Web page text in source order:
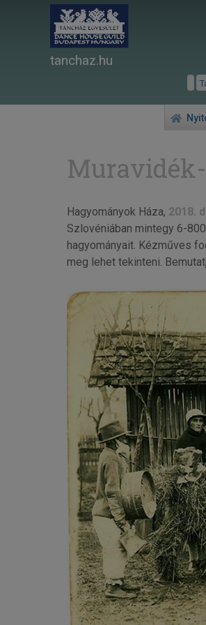
tanchaz.hu
Hagyományok Háza, 2018.
Szlovéniában mintegy 6-
hagyományait. Kézműves
meg lehet tekinteni.